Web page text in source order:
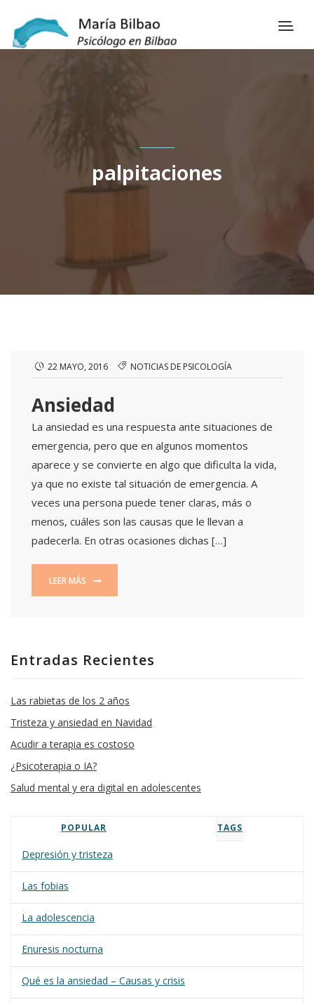
palpitaciones
22 MAYO, 2016 NOTICIAS DE PSICOLOGÍA
Ansiedad
La ansiedad es una respuesta ante situaciones de
emergencia, pero que en algunos momentos
aparece y se convierte en algo que dificulta la vida,
ya que no existe tal situación de emergencia. A
veces una persona puede tener claras, más o
menos, cuáles son las causas que le llevan a
padecerla. En otras ocasiones dichas […]
LEER MÁS
Entradas Recientes
Las rabietas de los 2 años
Tristeza y ansiedad en Navidad
Acudir a terapia es costoso
¿Psicoterapia o IA?
Salud mental y era digital en adolescentes
POPULAR TAGS
Depresión y tristeza
Las fobias
La adolescencia
Enuresis nocturna
Qué es la ansiedad – Causas y crisis